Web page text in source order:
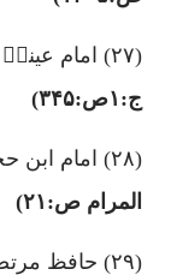
(۲۷) امام عینیؒ
ج: ۱ص:۳۴۵)
(۲۸) امام ابن
المرام ص: ۲۱)
(۲۹) حافظ